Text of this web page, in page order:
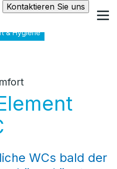
Kontaktieren Sie uns
& Hygiene
WCs bald der